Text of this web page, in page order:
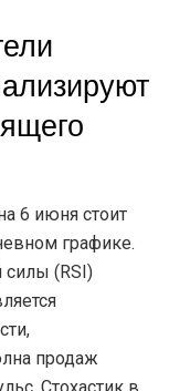
6 июня стоит
графике.
силы (RSI)
продаж